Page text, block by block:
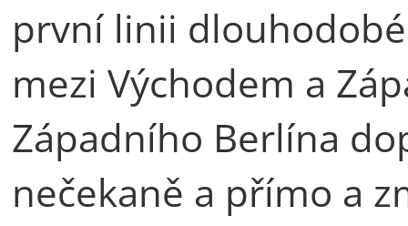
první linii
mezi Východem a
Západního Berlína
nečekaně a přímo a